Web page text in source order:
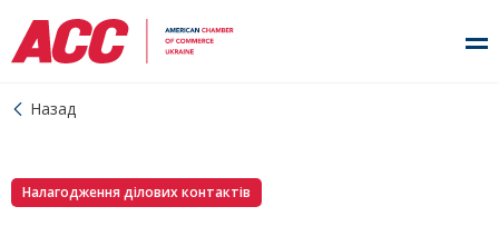
Назад
Налагодження ділових контактів